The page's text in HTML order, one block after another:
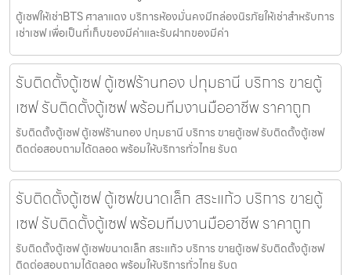
ตู้เซฟให้เช่าBTS ศาลาแดง บริการห้องมั่นคงมีกล่องนิรภัยให้เช่าสำหรับการ
เช่าเซฟ เพื่อเป็นที่เก็บของมีค่าและรับฝากของมีค่า
รับติดตั้งตู้เซฟ ตู้เซฟร้านทอง ปทุมธานี บริการ ขายตู้
เซฟ รับติดตั้งตู้เซฟ พร้อมทีมงานมืออาชีพ ราคาถูก
รับติดตั้งตู้เซฟ ตู้เซฟร้านทอง ปทุมธานี บริการ ขายตู้เซฟ รับติดตั้งตู้เซฟ
ติดต่อสอบถามได้ตลอด พร้อมให้บริการทั่วไทย รับต
รับติดตั้งตู้เซฟ ตู้เซฟขนาดเล็ก สระแก้ว บริการ ขายตู้
เซฟ รับติดตั้งตู้เซฟ พร้อมทีมงานมืออาชีพ ราคาถูก
รับติดตั้งตู้เซฟ ตู้เซฟขนาดเล็ก สระแก้ว บริการ ขายตู้เซฟ รับติดตั้งตู้เซฟ
ติดต่อสอบถามได้ตลอด พร้อมให้บริการทั่วไทย รับต